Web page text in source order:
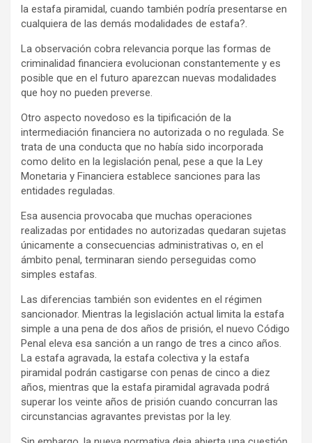
la estafa piramidal, cuando también podría presentarse en
cualquiera de las demás modalidades de estafa?.
La observación cobra relevancia porque las formas de
criminalidad financiera evolucionan constantemente y es
posible que en el futuro aparezcan nuevas modalidades
que hoy no pueden preverse.
Otro aspecto novedoso es la tipificación de la
intermediación financiera no autorizada o no regulada. Se
trata de una conducta que no había sido incorporada
como delito en la legislación penal, pese a que la Ley
Monetaria y Financiera establece sanciones para las
entidades reguladas.
Esa ausencia provocaba que muchas operaciones
realizadas por entidades no autorizadas quedaran sujetas
únicamente a consecuencias administrativas o, en el
ámbito penal, terminaran siendo perseguidas como
simples estafas.
Las diferencias también son evidentes en el régimen
sancionador. Mientras la legislación actual limita la estafa
simple a una pena de dos años de prisión, el nuevo Código
Penal eleva esa sanción a un rango de tres a cinco años.
La estafa agravada, la estafa colectiva y la estafa
piramidal podrán castigarse con penas de cinco a diez
años, mientras que la estafa piramidal agravada podrá
superar los veinte años de prisión cuando concurran las
circunstancias agravantes previstas por la ley.